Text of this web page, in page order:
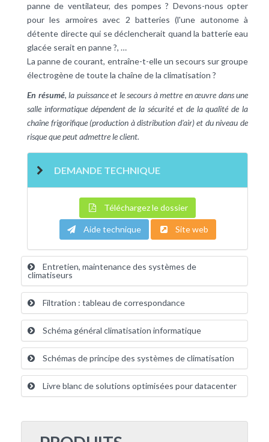
panne de ventilateur, des pompes ? Devons-nous opter
pour les armoires avec 2 batteries (l'une autonome à
détente directe qui se déclencherait quand la batterie eau
glacée serait en panne ?, …
La panne de courant, entraîne-t-elle un secours sur groupe
électrogène de toute la chaîne de la climatisation ?
En résumé, la puissance et le secours à mettre en œuvre dans une
salle informatique dépendent de la sécurité et de la qualité de la
chaîne frigorifique (production à distribution d'air) et du niveau de
risque que peut admettre le client.
DEMANDE TECHNIQUE
Téléchargez le dossier
Aide technique Site web
Entretien, maintenance des systèmes de
climatiseurs
Filtration : tableau de correspondance
Schéma général climatisation informatique
Schémas de principe des systèmes de climatisation
Livre blanc de solutions optimisées pour datacenter